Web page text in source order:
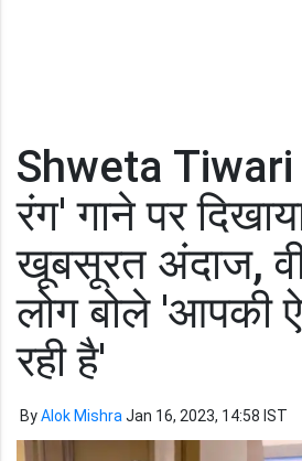
Shweta Tiwari
रंग' गाने पर
खूबसूरत अंदाज,
लोग बोले 'आपकी
रही है'
ByAlok Mishra Jan 16, 2023, 14:58 IST